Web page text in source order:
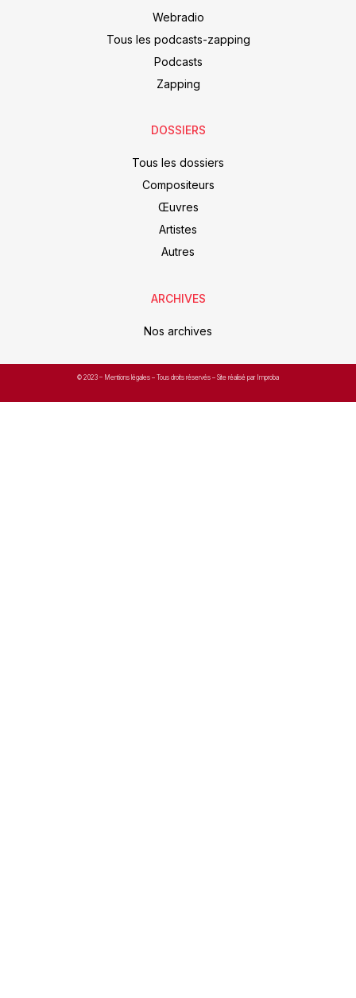
Webradio
Tous les podcasts-zapping
Podcasts
Zapping
DOSSIERS
Tous les dossiers
Compositeurs
Œuvres
Artistes
Autres
ARCHIVES
Nos archives
© 2023 – Mentions légales – Tous droits réservés – Site réalisé par Improba